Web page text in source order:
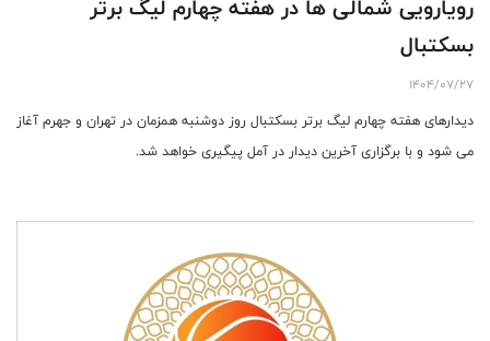
رویارویی شمالی ها در هفته چهارم لیگ برتر
بسکتبال
1404/07/27
دیدارهای هفته چهارم لیگ برتر بسکتبال روز دوشنبه همزمان در تهران و جهرم آغاز
می شود و با برگزاری آخرین دیدار در آمل پیگیری خواهد شد.